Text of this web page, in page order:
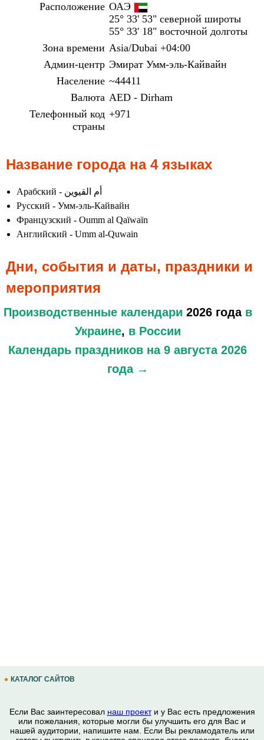
Расположение ОАЭ
25° 33' 53" северной широты
55° 33' 18" восточной долготы
Зона времени Asia/Dubai +04:00
Админ-центр Эмират Умм-эль-Кайвайн
Население ~44411
Валюта AED - Dirham
Телефонный код
страны
+971
Название города на 4 языках
Арабский - أم القيوين
Русский - Умм-эль-Кайвайн
Французский - Oumm al Qaïwaïn
Английский - Umm al-Quwain
Дни, события и даты, праздники и
мероприятия
Производственные календари 2026 года в
Украине, в России
Календарь праздников на 9 августа 2026
года →
КАТАЛОГ САЙТОВ
Если Вас заинтересовал наш проекти у Вас есть предложения
или пожелания, которые могли бы улучшить его для Вас и
нашей аудитории, напишите нам. Если Вы рекламодатель или